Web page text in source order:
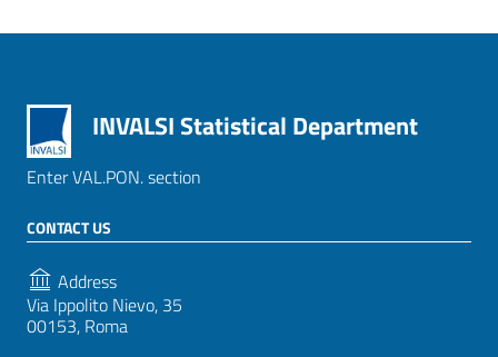
INVALSI Statistical Department
Enter VAL.PON. section
CONTACT US
Address
Via Ippolito Nievo, 35
00153, Roma